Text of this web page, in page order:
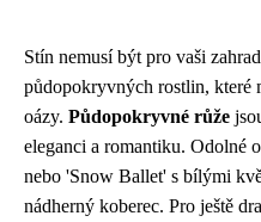
Stín nemusí být pro vaši
půdopokryvných rostlin, které
oázy. Půdopokryvné růže
eleganci a romantiku. Odolné
nebo 'Snow Ballet' s bílými
nádherný koberec. Pro ještě